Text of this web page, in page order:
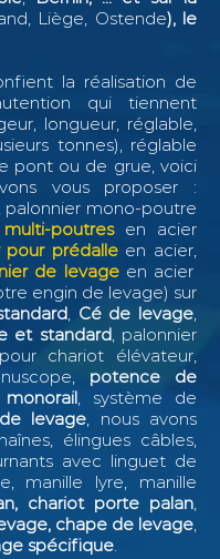
Liège, Ostende), le
la réalisation de
qui tiennent
longueur, réglable,
tonnes), réglable
pont ou de grue, voici
vous proposer :
palonnier mono-poutre
poutres en acier
pour prédalle en acier,
de levage en acier
engin de levage) sur
, Cé de levage,
et standard, palonnier
chariot élévateur,
potence de
, système de
levage, nous avons
élingues câbles,
avec linguet de
manille lyre, manille
chariot porte palan,
chape de levage,
spécifique.